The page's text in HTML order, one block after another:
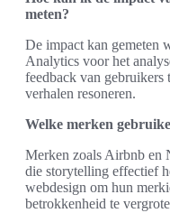
meten?
De impact kan gemeten
Analytics voor het
feedback van gebruikers
verhalen resoneren.
Welke merken
Merken zoals Airbnb en
die storytelling effectief
webdesign om hun
betrokkenheid te